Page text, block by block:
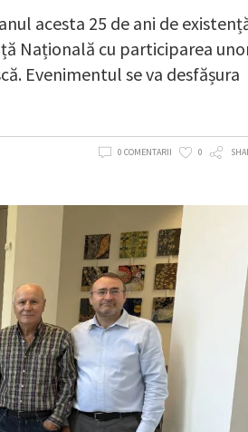
acesta 25 de ani de
Națională cu participarea
Evenimentul se va desfășura
0 COMENTARII 0